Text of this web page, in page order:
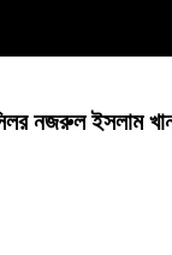
নজরুল ইসলাম